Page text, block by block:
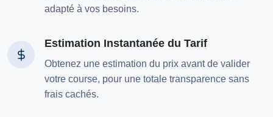
adapté à vos besoins.
Estimation Instantanée du Tarif
Obtenez une estimation du prix avant de valider
votre course, pour une totale transparence sans
frais cachés.